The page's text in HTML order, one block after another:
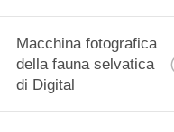
Macchina fotografica
della fauna selvatica
di Digital